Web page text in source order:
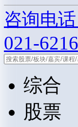
咨询电话
021-
综合
股票